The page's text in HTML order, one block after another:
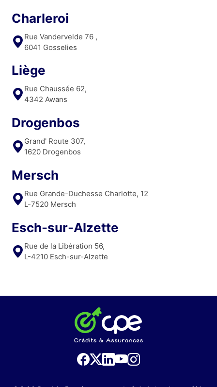
Charleroi
Rue Vandervelde 76 ,
6041 Gosselies
Liège
Rue Chaussée 62,
4342 Awans
Drogenbos
Grand' Route 307,
1620 Drogenbos
Mersch
Rue Grande-Duchesse Charlotte, 12
L-7520 Mersch
Esch-sur-Alzette
Rue de la Libération 56,
L-4210 Esch-sur-Alzette